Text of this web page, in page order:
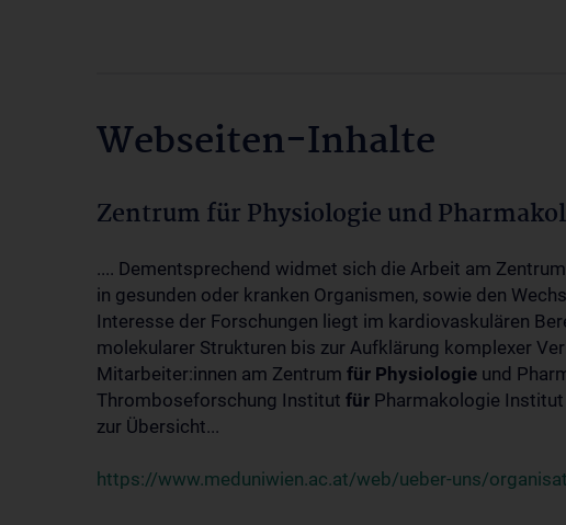
Webseiten-Inhalte
Zentrum für Physiologie und
.... Dementsprechend widmet sich die Arbeit am Zentrum
in gesunden oder kranken Organismen, sowie den
Interesse der Forschungen liegt im kardiovaskulären
molekularer Strukturen bis zur Aufklärung komplexer
Mitarbeiter:innen am Zentrum für Physiologie und
Thromboseforschung Institut für Pharmakologie Institut
zur Übersicht...
https://www.meduniwien.ac.at/web/ueber-uns/